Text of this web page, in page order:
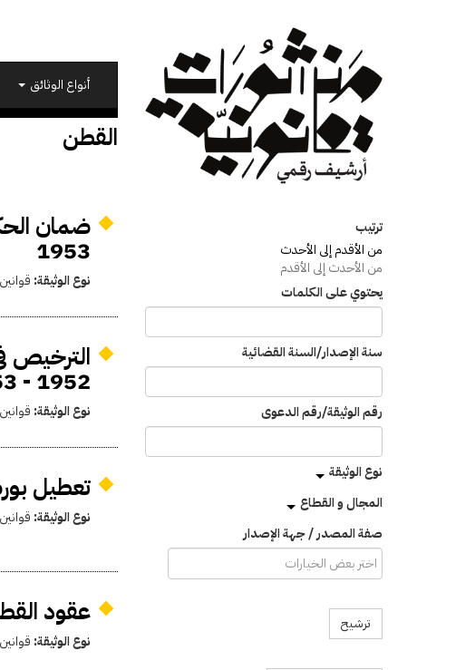
أنواع الوثائق
القطن
ترتيب
من الأقدم إلى الأحدث
من الأحدث إلى الأقدم
يحتوي على الكلمات
سنة الإصدار/السنة القضائية
رقم الوثيقة/رقم الدعوى
نوع الوثيقة
المجال و القطاع
صفة المصدر / جهة الإصدار
ترشيح
1953
نوع الوثيقة: قوانين
الترخيص
1952 - 1953
نوع الوثيقة: قوانين
تعطيل
نوع الوثيقة: قوانين
عقود
نوع الوثيقة: قوانين